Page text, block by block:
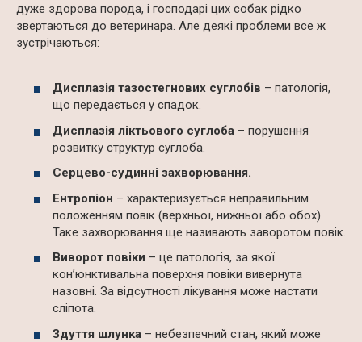
дуже здорова порода, і господарі цих собак рідко
звертаються до ветеринара. Але деякі проблеми все ж
зустрічаються:
Дисплазія тазостегнових суглобів – патологія,
що передається у спадок.
Дисплазія ліктьового суглоба – порушення
розвитку структур суглоба.
Серцево-судинні захворювання.
Ентропіон – характеризується неправильним
положенням повік (верхньої, нижньої або обох).
Таке захворювання ще називають заворотом повік.
Виворот повіки – це патологія, за якої
кон’юнктивальна поверхня повіки вивернута
назовні. За відсутності лікування може настати
сліпота.
Здуття шлунка – небезпечний стан, який може